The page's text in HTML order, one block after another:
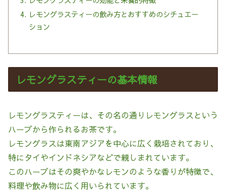
レモングラスティーの飲み方とおすすめのシチュエー
ション
レモングラスティーの基本情報
レモングラスティーは、その名の通りレモングラスという
ハーブから作られるお茶です。
レモングラスは東南アジアを中心に広く栽培されており、
特にタイやインドネシアなどで親しまれています。
このハーブはその爽やかなレモンのような香りが特徴で、
料理や飲み物に広く用いられています。